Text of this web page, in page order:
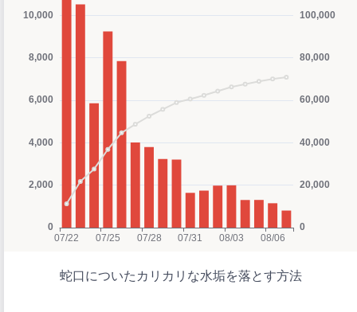
蛇口についたカリカリな水垢を落とす方法